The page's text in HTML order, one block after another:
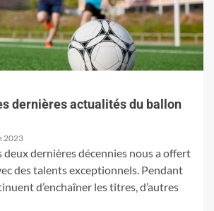
dernières actualités du ballon
2023
deux dernières décennies nous a offert
des talents exceptionnels. Pendant
d’enchaîner les titres, d’autres